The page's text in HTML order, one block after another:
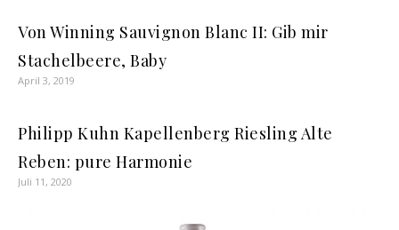
Von Winning Sauvignon Blanc II: Gib mir
Stachelbeere, Baby
April 3, 2019
Philipp Kuhn Kapellenberg Riesling Alte
Reben: pure Harmonie
Juli 11, 2020